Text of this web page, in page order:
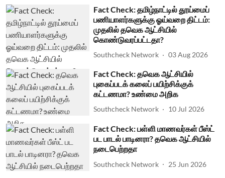
Fact Check: தமிழ்நாட்டில் தூய்மைப்
பணியாளர்களுக்கு ஓய்வறை திட்டம்:
முதலில் தவெக ஆட்சியில்
கொண்டுவரப்பட்டதா?
Southcheck Network 03 Aug 2026
Fact Check: தவெக ஆட்சியில்
புகைப்படக் கலைப் பயிற்சிக்குக்
கட்டணமா? உண்மை அறிக
Southcheck Network 10 Jul 2026
Fact Check: பள்ளி மாணவர்கள் பீஸ்ட்
பட பாடல் பாடினரா? தவெக ஆட்சியில்
நடைபெற்றதா
Southcheck Network 25 Jun 2026